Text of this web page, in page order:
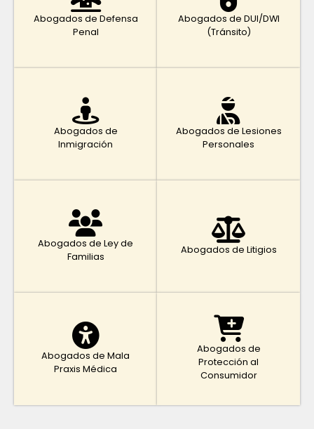
Abogados de Defensa
Penal
Abogados de DUI/DWI
(Tránsito)
Abogados de
Inmigración
Abogados de Lesiones
Personales
Abogados de Ley de
Familias
Abogados de Litigios
Abogados de Mala
Praxis Médica
Abogados de
Protección al
Consumidor